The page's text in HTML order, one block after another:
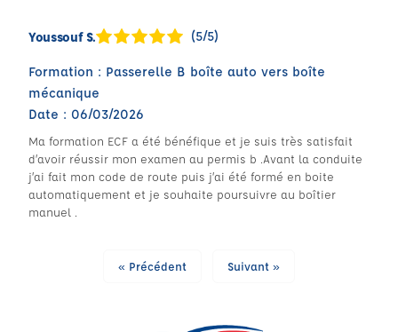
Youssouf S. (5/5)
Formation : Passerelle B boîte auto vers boîte
mécanique
Date : 06/03/2026
Ma formation ECF a été bénéfique et je suis très satisfait
d’avoir réussir mon examen au permis b .Avant la conduite
j’ai fait mon code de route puis j’ai été formé en boite
automatiquement et je souhaite poursuivre au boîtier
manuel .
« Précédent Suivant »